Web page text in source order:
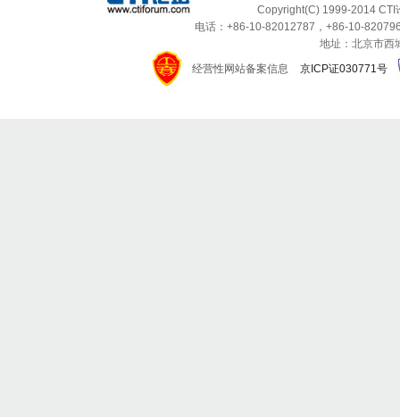
Copyright(C) 1999-2014 CTI
电话：+86-10-82012787，+86-10-
地址：北京市西
经营性网站备案信息
京ICP证030771号